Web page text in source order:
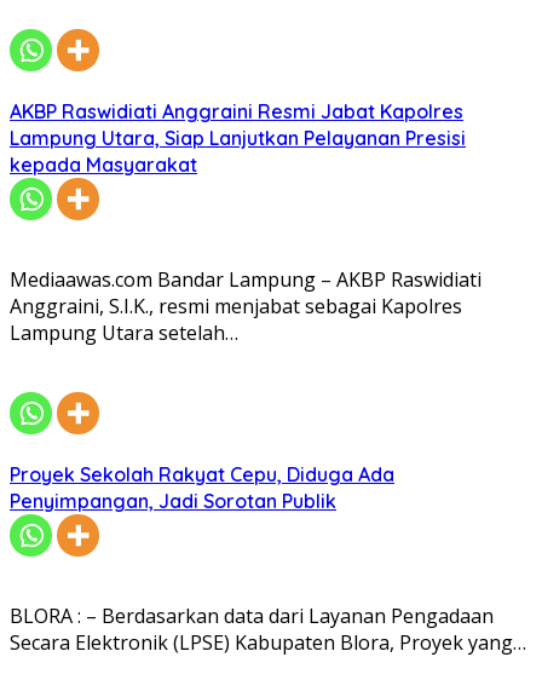
AKBP Raswidiati Anggraini Resmi Jabat Kapolres
Lampung Utara, Siap Lanjutkan Pelayanan Presisi
kepada Masyarakat
Mediaawas.com Bandar Lampung – AKBP Raswidiati
Anggraini, S.I.K., resmi menjabat sebagai Kapolres
Lampung Utara setelah…
Proyek Sekolah Rakyat Cepu, Diduga Ada
Penyimpangan, Jadi Sorotan Publik
BLORA : – Berdasarkan data dari Layanan Pengadaan
Secara Elektronik (LPSE) Kabupaten Blora, Proyek yang…